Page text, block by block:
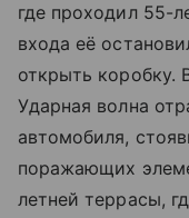
где проходил 55-
входа её
открыть коробку.
Ударная волна
автомобиля,
поражающих
летней террасы,